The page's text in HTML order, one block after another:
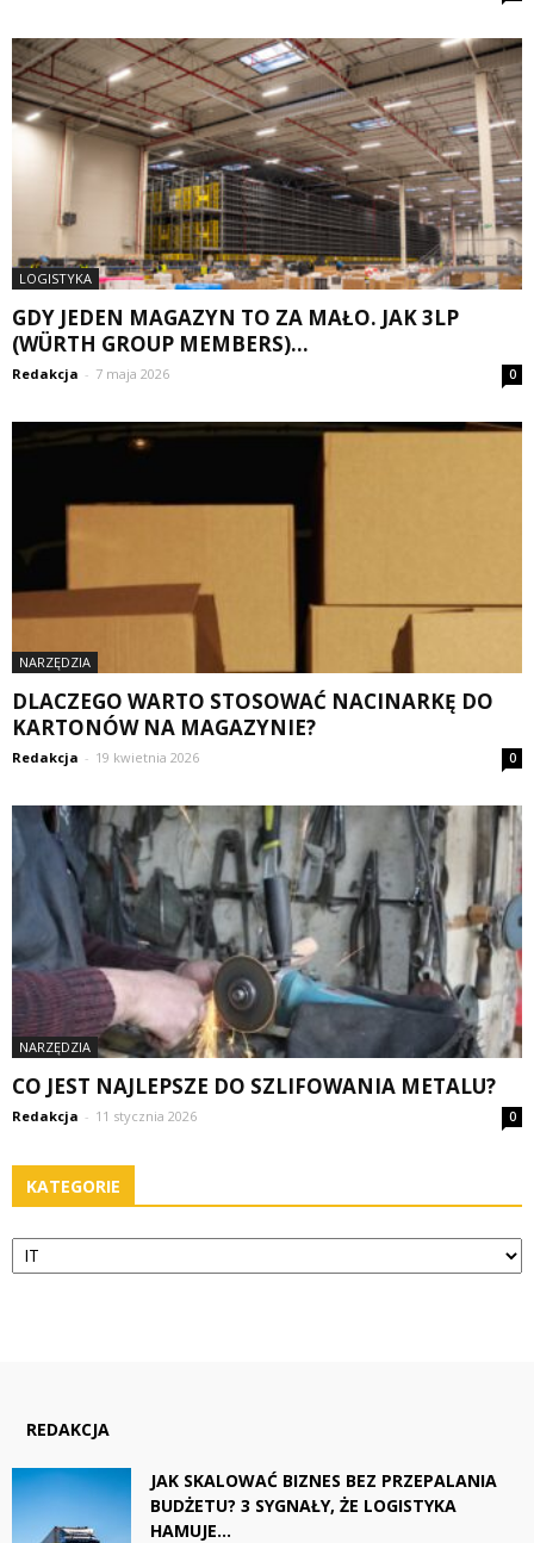
LOGISTYKA
GDY JEDEN MAGAZYN TO ZA MAŁO. JAK 3LP
(WÜRTH GROUP MEMBERS)...
Redakcja - 7 maja 2026 0
NARZĘDZIA
DLACZEGO WARTO STOSOWAĆ NACINARKĘ DO
KARTONÓW NA MAGAZYNIE?
Redakcja - 19 kwietnia 2026 0
NARZĘDZIA
CO JEST NAJLEPSZE DO SZLIFOWANIA METALU?
Redakcja - 11 stycznia 2026 0
KATEGORIE
Kategorie
REDAKCJA
JAK SKALOWAĆ BIZNES BEZ PRZEPALANIA
BUDŻETU? 3 SYGNAŁY, ŻE LOGISTYKA
HAMUJE...